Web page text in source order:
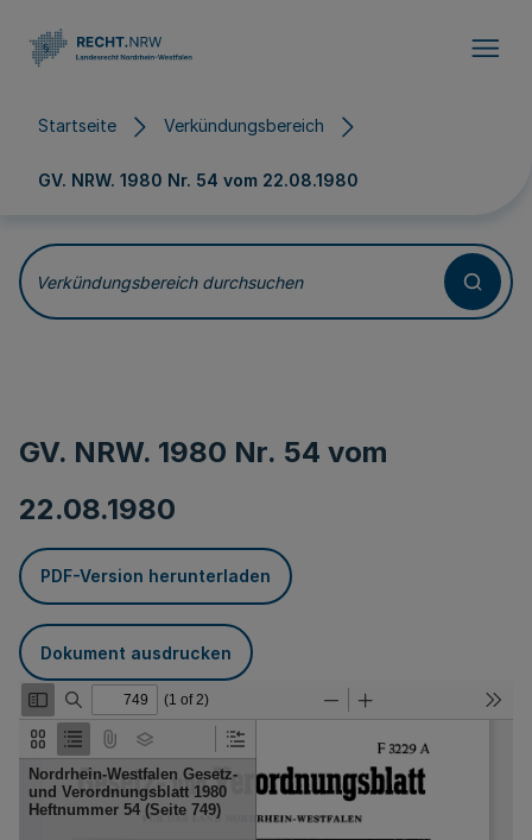
Startseite Verkündungsbereich
GV. NRW. 1980 Nr. 54 vom 22.08.1980
Verkündungsbereich durchsuchen
GV. NRW. 1980 Nr. 54 vom
22.08.1980
PDF-Version herunterladen
Dokument ausdrucken